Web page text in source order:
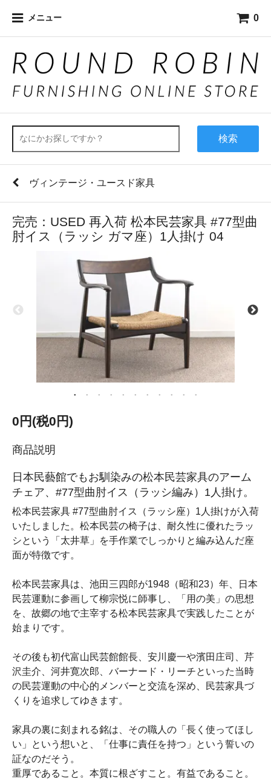
メニュー 0
検索
ヴィンテージ・ユースド家具
完売：USED 再入荷 松本民芸家具 #77型曲
肘イス（ラッシ ガマ座）1人掛け 04
0円(税0円)
商品説明
日本民藝館でもお馴染みの松本民芸家具のアーム
チェア、#77型曲肘イス（ラッシ編み）1人掛け。
松本民芸家具 #77型曲肘イス（ラッシ座）1人掛けが入荷
いたしました。松本民芸の椅子は、耐久性に優れたラッ
シという「太井草」を手作業でしっかりと編み込んだ座
面が特徴です。
松本民芸家具は、池田三四郎が1948（昭和23）年、日本
民芸運動に参画して柳宗悦に師事し、「用の美」の思想
を、故郷の地で主宰する松本民芸家具で実践したことが
始まりです。
その後も初代富山民芸館館長、安川慶一や濱田庄司、芹
沢圭介、河井寛次郎、バーナード・リーチといった当時
の民芸運動の中心的メンバーと交流を深め、民芸家具づ
くりを追求してゆきます。
家具の裏に刻まれる銘は、その職人の「長く使ってほし
い」という想いと、「仕事に責任を持つ」という誓いの
証なのだそう。
重厚であること。本質に根ざすこと。有益であること。